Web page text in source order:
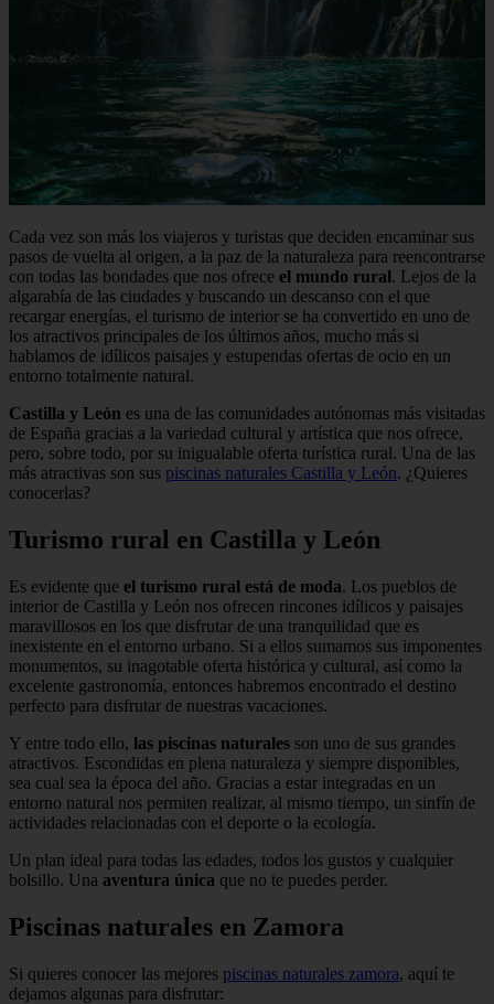
Cada vez son más los viajeros y turistas que deciden encaminar sus
pasos de vuelta al origen, a la paz de la naturaleza para reencontrarse
con todas las bondades que nos ofrece el mundo rural. Lejos de la
algarabía de las ciudades y buscando un descanso con el que
recargar energías, el turismo de interior se ha convertido en uno de
los atractivos principales de los últimos años, mucho más si
hablamos de idílicos paisajes y estupendas ofertas de ocio en un
entorno totalmente natural.
Castilla y León es una de las comunidades autónomas más visitadas
de España gracias a la variedad cultural y artística que nos ofrece,
pero, sobre todo, por su inigualable oferta turística rural. Una de las
más atractivas son sus piscinas naturales Castilla y León. ¿Quieres
conocerlas?
Turismo rural en Castilla y León
Es evidente que el turismo rural está de moda. Los pueblos de
interior de Castilla y León nos ofrecen rincones idílicos y paisajes
maravillosos en los que disfrutar de una tranquilidad que es
inexistente en el entorno urbano. Si a ellos sumamos sus imponentes
monumentos, su inagotable oferta histórica y cultural, así como la
excelente gastronomía, entonces habremos encontrado el destino
perfecto para disfrutar de nuestras vacaciones.
Y entre todo ello, las piscinas naturales son uno de sus grandes
atractivos. Escondidas en plena naturaleza y siempre disponibles,
sea cual sea la época del año. Gracias a estar integradas en un
entorno natural nos permiten realizar, al mismo tiempo, un sinfín de
actividades relacionadas con el deporte o la ecología.
Un plan ideal para todas las edades, todos los gustos y cualquier
bolsillo. Una aventura única que no te puedes perder.
Piscinas naturales en Zamora
Si quieres conocer las mejores piscinas naturales zamora, aquí te
dejamos algunas para disfrutar: